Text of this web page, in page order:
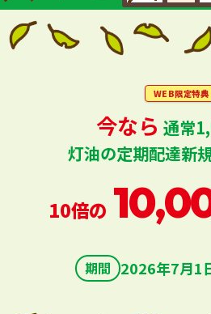
WEB限定特典
今なら 通常
灯油の定期配達新
10倍の
期間 2026年7月1